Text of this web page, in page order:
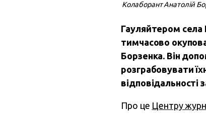
Колаборант Анатолій
Гауляйтером села
тимчасово
Борзенка. Він
розграбовувати
відповідальності
Про це Центру